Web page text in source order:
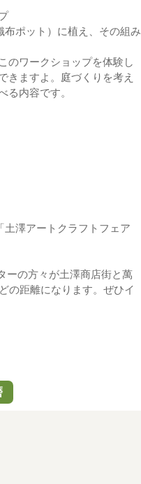
ポット）に植え、その組み
のワークショップを体験し
きますよ。庭づくりを考え
内容です。
澤アートクラフトフェア
ーの方々が土澤商店街と萬
の距離になります。ぜひイ